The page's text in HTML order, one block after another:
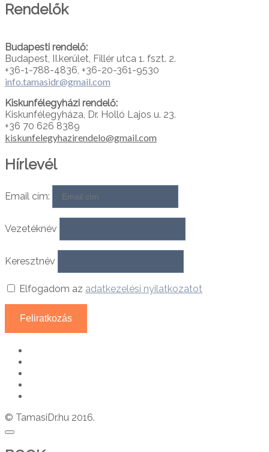
Rendelők
Budapesti rendelő:
Budapest, II.kerület, Fillér utca 1. fszt. 2.
+36-1-788-4836, +36-20-361-9530
info.tamasidr@gmail.com
Kiskunfélegyházi rendelő:
Kiskunfélegyháza, Dr. Holló Lajos u. 23.
+36 70 626 8389
kiskunfelegyhazirendelo@gmail.com
Hírlevél
Email cím:
Vezetéknév
Keresztnév
Elfogadom az adatkezelési nyilatkozatot
© TamasiDr.hu 2016.